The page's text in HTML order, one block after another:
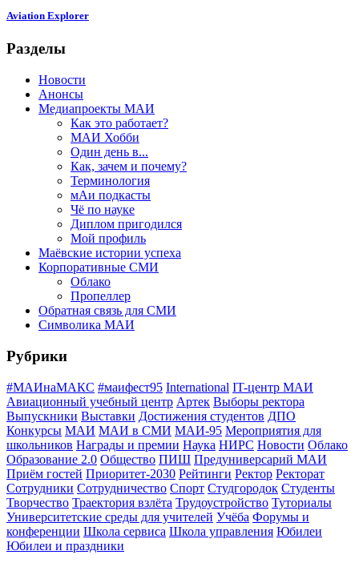
Aviation Explorer
Разделы
Новости
Анонсы
Медиапроекты МАИ
Как это работает?
МАИ Хобби
Один день в...
Как, зачем и почему?
Терминология
мАи подкасты
Чё по науке
Диплом пригодился
Мой профиль
Маёвские истории успеха
Корпоративные СМИ
Облако
Пропеллер
Обратная связь для СМИ
Символика МАИ
Рубрики
#МАИнаМАКС #маифест95 International IT-центр МАИ
Авиационный учебный центр Артек Выборы ректора
Выпускники Выставки Достижения студентов ДПО
Конкурсы МАИ МАИ в СМИ МАИ-95 Мероприятия для
школьников Награды и премии Наука НИРС Новости Облако
Образование 2.0 Общество ПИШ Предуниверсарий МАИ
Приём гостей Приоритет-2030 Рейтинги Ректор Ректорат
Сотрудники Сотрудничество Спорт Студгородок Студенты
Творчество Траектория взлёта Трудоустройство Туториалы
Университетские среды для учителей Учёба Форумы и
конференции Школа сервиса Школа управления Юбилеи
Юбилеи и праздники